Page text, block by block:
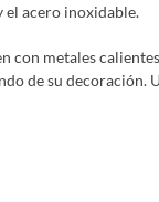
el acero inoxidable.
con metales
de su decoración.